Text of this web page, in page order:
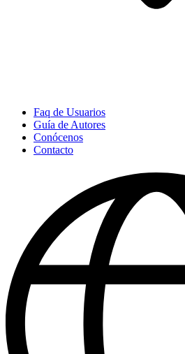
Faq de Usuarios
Guía de Autores
Conócenos
Contacto